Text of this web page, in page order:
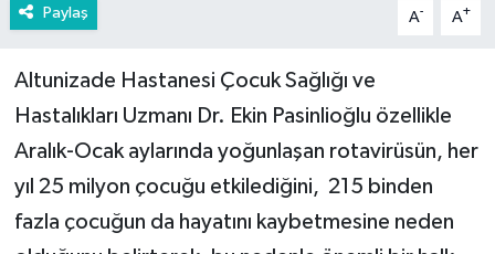
Paylaş A- A+
Altunizade Hastanesi Çocuk Sağlığı ve
Hastalıkları Uzmanı Dr. Ekin Pasinlioğlu özellikle
Aralık-Ocak aylarında yoğunlaşan rotavirüsün, her
yıl 25 milyon çocuğu etkilediğini, 215 binden
fazla çocuğun da hayatını kaybetmesine neden